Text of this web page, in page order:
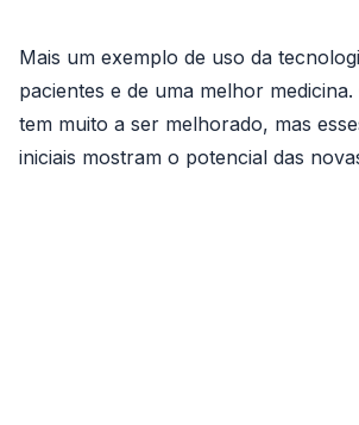
Mais um exemplo de uso da
pacientes e de uma melhor
tem muito a ser melhorado, mas
iniciais mostram o potencial das